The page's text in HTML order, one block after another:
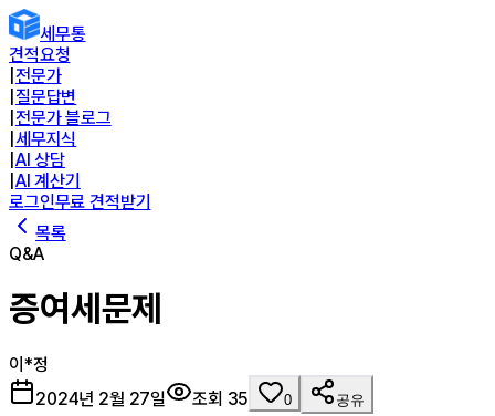
세무통
견적요청
전문가
질문답변
전문가 블로그
세무지식
AI 상담
AI 계산기
로그인무료 견적받기
목록
Q&A
증여세문제
이*정
2024년 2월 27일
조회 35 0 공유